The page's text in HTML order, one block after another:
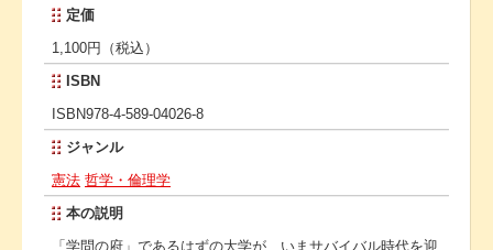
定価
1,100円（税込）
ISBN
ISBN978-4-589-04026-8
ジャンル
憲法 哲学・倫理学
本の説明
「学問の府」であるはずの大学が、いまサバイバル時代を迎